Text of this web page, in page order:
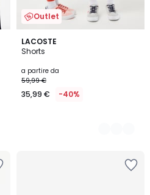
Outlet
LACOSTE
Shorts
a partire da
59,99 €
35,99 € -40%
2
Colori